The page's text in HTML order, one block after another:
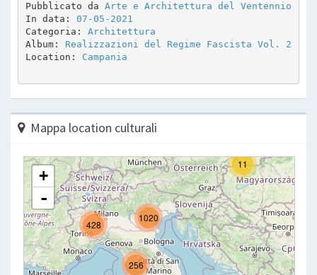
Pubblicato da Arte e Architettura del Ventennio
In data: 07-05-2021
Categoria: Architettura
Album: Realizzazioni del Regime Fascista Vol. 2
Location: Campania
Mappa location culturali